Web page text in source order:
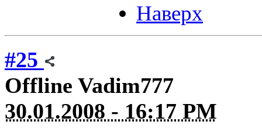
Наверх
#25
Offline Vadim777
30.01.2008 - 16:17 PM